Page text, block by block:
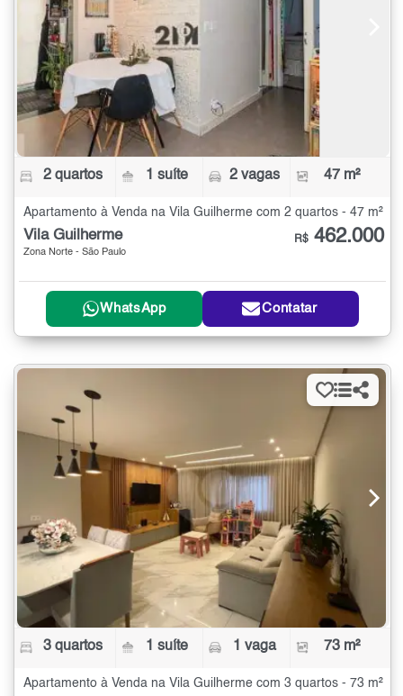
2 quartos 1 suíte 2 vagas 47 m²
Apartamento à Venda na Vila Guilherme com 2 quartos - 47 m²
Vila Guilherme
Zona Norte - São Paulo
R$ 462.000
WhatsApp Contatar
3 quartos 1 suíte 1 vaga 73 m²
Apartamento à Venda na Vila Guilherme com 3 quartos - 73 m²